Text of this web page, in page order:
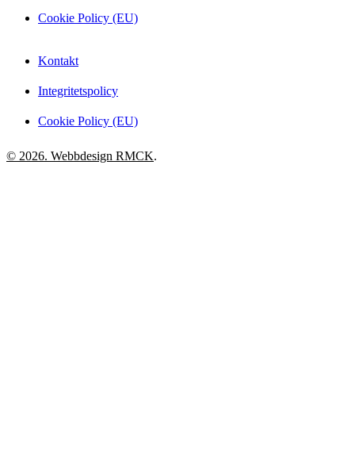
Cookie Policy (EU)
Kontakt
Integritetspolicy
Cookie Policy (EU)
© 2026. Webbdesign RMCK.